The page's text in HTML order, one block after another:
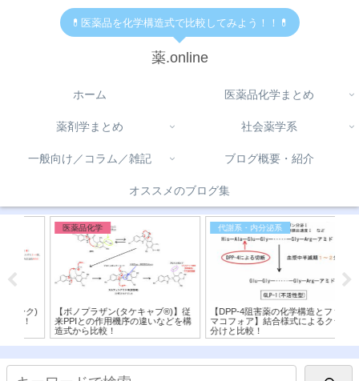
💊医薬品を化学構造式で比較してみよう！！💊
薬.online
ホーム 医薬品化学まとめ
薬剤学まとめ 社会薬学系
一般向け／コラム／雑記 ブログ概要・紹介
オススメのブログ集
医薬品化学
【ボノプラザン(タケキャブ®︎)】従
来PPIとの作用機序の違いなどを構
造式から比較！
代謝系・内分泌系
【DPP-4阻害薬の化学構造とファー
マコフォア】結合様式によるクラス
分けと比較！